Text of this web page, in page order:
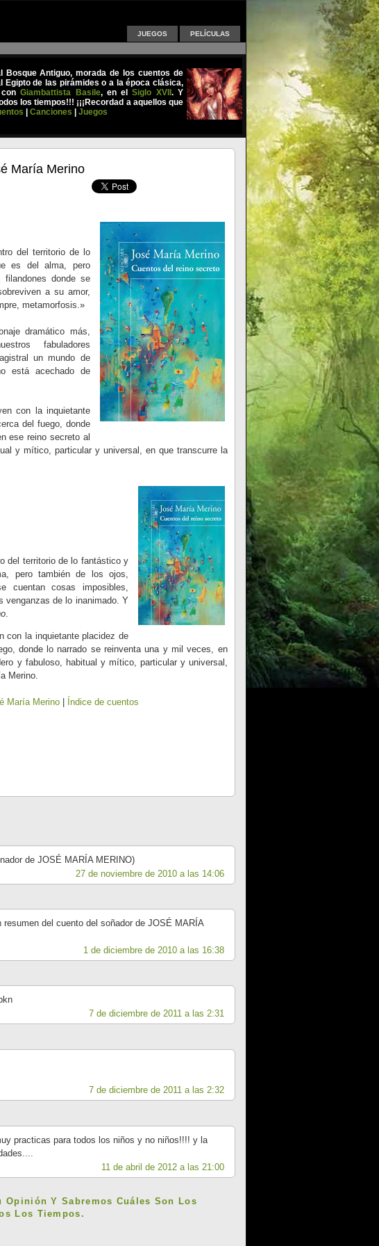
JUEGOS PELÍCULAS
Antiguo, morada de los cuentos de
de las pirámides o a la época clásica,
conGiambattista Basile, en elSiglo XVII . Y
los tiempos!!! ¡¡¡Recordad a aquellos que
Canciones Juegos
María Merino
del territorio de lo
es del alma, pero
donde se
a su amor,
metamorfosis.»
dramático más,
fabuladores
un mundo de
está acechado de
con la inquietante
del fuego, donde
ese reino secreto al
y mítico, particular y universal, en que transcurre la
del territorio de lo fantástico y
pero también de los ojos,
cuentan cosas imposibles,
venganzas de lo inanimado. Y
.
con la inquietante placidez de
donde lo narrado se reinventa una y mil veces, en
y fabuloso, habitual y mítico, particular y universal,
Merino.
María Merino| Índice de cuentos
de JOSÉ MARÍA MERINO)
27 de noviembre de 2010 a las 14:06
resumen del cuento del soñador de JOSÉ MARÍA
1 de diciembre de 2010 a las 16:38
7 de diciembre de 2011 a las 2:31
7 de diciembre de 2011 a las 2:32
practicas para todos los niños y no niños!!!! y la
11 de abril de 2012 a las 21:00
Opinión Y Sabremos Cuáles Son Los
Los Tiempos.